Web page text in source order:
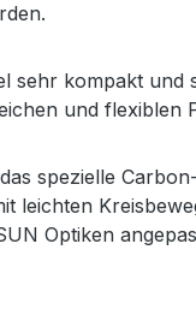
sehr kompakt
und flexiblen
spezielle
leichten
Optiken